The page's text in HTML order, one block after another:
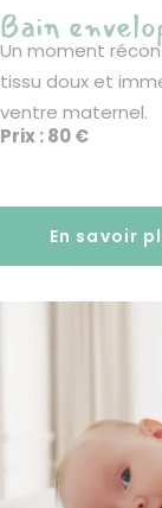
Bain
Un moment
tissu doux et
ventre maternel.
Prix : 80 €
En savoir